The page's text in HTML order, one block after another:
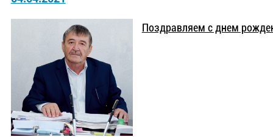
Поздравляем с днем